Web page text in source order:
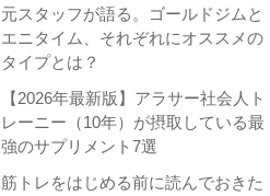
元スタッフが語る。ゴールドジムと
エニタイム、それぞれにオススメの
タイプとは？
【2026年最新版】アラサー社会人ト
レーニー（10年）が摂取している最
強のサプリメント7選
筋トレをはじめる前に読んでおきた